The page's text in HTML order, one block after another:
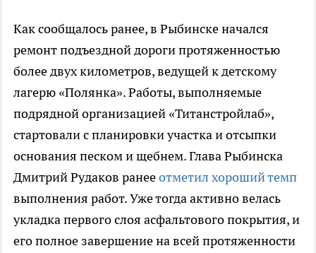
Как сообщалось ранее, в Рыбинске начался
ремонт подъездной дороги протяженностью
более двух километров, ведущей к детскому
лагерю «Полянка». Работы, выполняемые
подрядной организацией «Титанстройлаб»,
стартовали с планировки участка и отсыпки
основания песком и щебнем. Глава Рыбинска
Дмитрий Рудаков ранееотметил хороший темп
выполнения работ. Уже тогда активно велась
укладка первого слоя асфальтового покрытия, и
его полное завершение на всей протяженности